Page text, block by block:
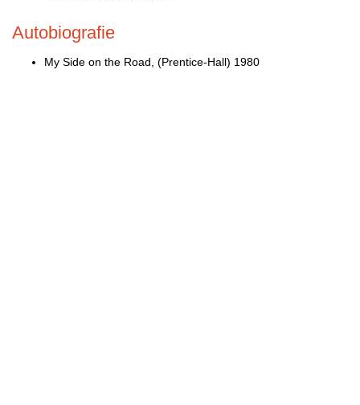
Autobiografie
My Side on the Road, (Prentice-Hall) 1980